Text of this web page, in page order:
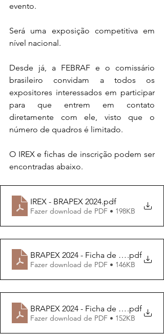
evento.
Será uma exposição competitiva em
nível nacional.
Desde já, a FEBRAF e o comissário
brasileiro convidam a todos os
expositores interessados em participar
para que entrem em contato
diretamente com ele, visto que o
número de quadros é limitado.
O IREX e fichas de inscrição podem ser
encontradas abaixo.
IREX - BRAPEX 2024.pdf
Fazer download de PDF • 198KB
BRAPEX 2024 - Ficha de Inscrição
.pdf
Fazer download de PDF • 146KB
BRAPEX 2024 - Ficha de .pdf
Fazer download de PDF • 152KB